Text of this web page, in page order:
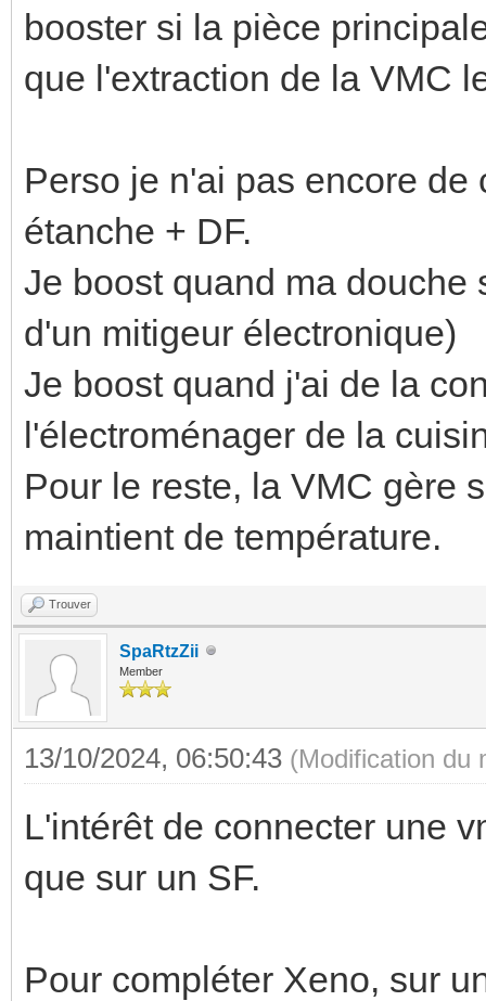
booster si la pièce
que l'extraction de la VMC
Perso je n'ai pas encore
étanche + DF.
Je boost quand ma douche
d'un mitigeur électronique)
Je boost quand j'ai de la
l'électroménager de la
Pour le reste, la VMC gère
maintient de température.
Trouver
SpaRtzZii
Member
13/10/2024, 06:50:43 (Modification du
L'intérêt de connecter une
que sur un SF.
Pour compléter Xeno, sur